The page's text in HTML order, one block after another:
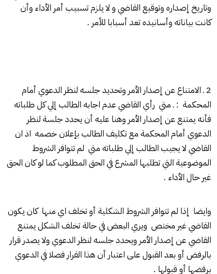
وتاريخ إصداره وتوقيع القاضي و لا يلزم تسبيب أمر الأداء وأن
كانت بياناته وأسانيده تعد أسبابا للأمر .
2 ـ الامتناع عن إصدار الأمر وتحديد جلسه لنظر الدعوي أمام
المحكمة : ـ متي رأي القاضي عدم اجابه الطالب إلي كل طلباته
فأنه يمتنع عن إصدار الأمر وهنا عليه أن يحدد جلسة لنظر
الدعوي أمام المحكمة مع تكليف الطالب بإعلان خصمه اذ ان
القاضي لا يجيب الطالب إلي طلباته متي لم تتوافر الشروط
الموضوعية التي تطلبها المشرع في الحق المطلوب كما لو كان الحق
غير حال الأداء .
وايضا إذا لم تتوافر الشروط الشكلية أو تخلف اي منها كان يكون
القاضي غير مختص ويري البعض في حالة تخلف الشكل يمتنع
القاضي عن إصدار الأمر ويحدد جلسه لنظر الدعوي ولا يصدر قرار
بالرفض أو بعد القبول على اعتبار أن هذا القرار فصلا في الدعوي
برفضها أو قبولها .